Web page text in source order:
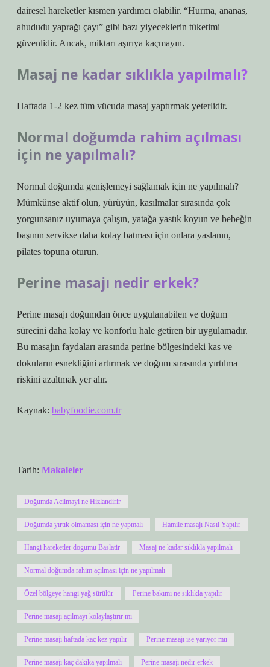
dairesel hareketler kısmen yardımcı olabilir. “Hurma, ananas,
ahududu yaprağı çayı” gibi bazı yiyeceklerin tüketimi
güvenlidir. Ancak, miktarı aşırıya kaçmayın.
Masaj ne kadar sıklıkla yapılmalı?
Haftada 1-2 kez tüm vücuda masaj yaptırmak yeterlidir.
Normal doğumda rahim açılması
için ne yapılmalı?
Normal doğumda genişlemeyi sağlamak için ne yapılmalı?
Mümkünse aktif olun, yürüyün, kasılmalar sırasında çok
yorgunsanız uyumaya çalışın, yatağa yastık koyun ve bebeğin
başının servikse daha kolay batması için onlara yaslanın,
pilates topuna oturun.
Perine masajı nedir erkek?
Perine masajı doğumdan önce uygulanabilen ve doğum
sürecini daha kolay ve konforlu hale getiren bir uygulamadır.
Bu masajın faydaları arasında perine bölgesindeki kas ve
dokuların esnekliğini artırmak ve doğum sırasında yırtılma
riskini azaltmak yer alır.
Kaynak: babyfoodie.com.tr
Tarih: Makaleler
Doğumda Acilmayi ne Hizlandirir
Doğumda yırtık olmaması için ne yapmalı Hamile masajı Nasıl Yapılır
Hangi hareketler dogumu Baslatir Masaj ne kadar sıklıkla yapılmalı
Normal doğumda rahim açılması için ne yapılmalı
Özel bölgeye hangi yağ sürülür Perine bakımı ne sıklıkla yapılır
Perine masajı açılmayı kolaylaştırır mı
Perine masajı haftada kaç kez yapılır Perine masajı ise yariyor mu
Perine masajı kaç dakika yapılmalı Perine masajı nedir erkek